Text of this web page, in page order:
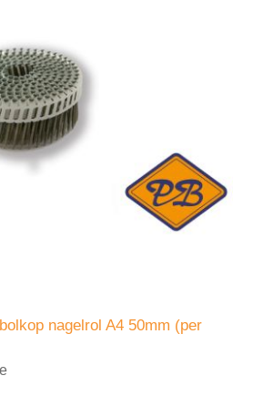
nagelrol A4 50mm (per